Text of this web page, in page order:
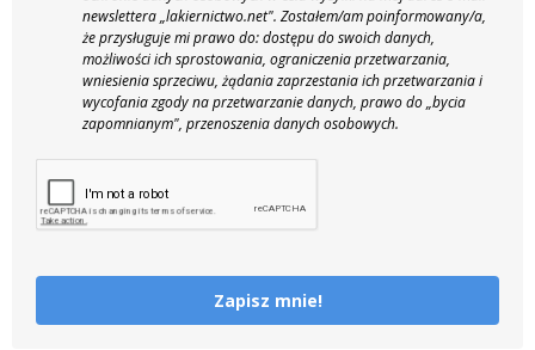
newslettera „lakiernictwo.net". Zostałem/am poinformowany/a,
że przysługuje mi prawo do: dostępu do swoich danych,
możliwości ich sprostowania, ograniczenia przetwarzania,
wniesienia sprzeciwu, żądania zaprzestania ich przetwarzania i
wycofania zgody na przetwarzanie danych, prawo do „bycia
zapomnianym", przenoszenia danych osobowych.
Zapisz mnie!